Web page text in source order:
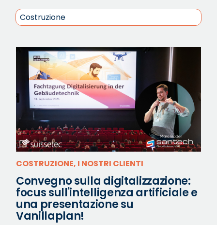
COSTRUZIONE, I NOSTRI CLIENTI
Convegno sulla digitalizzazione:
focus sull'intelligenza artificiale e
una presentazione su
Vanillaplan!